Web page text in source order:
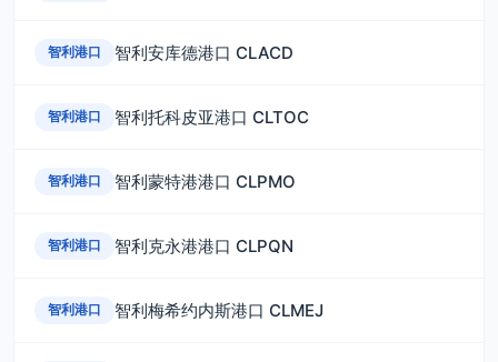
智利港口 智利安库德港口 CLACD
智利港口 智利托科皮亚港口 CLTOC
智利港口 智利蒙特港港口 CLPMO
智利港口 智利克永港港口 CLPQN
智利港口 智利梅希约内斯港口 CLMEJ